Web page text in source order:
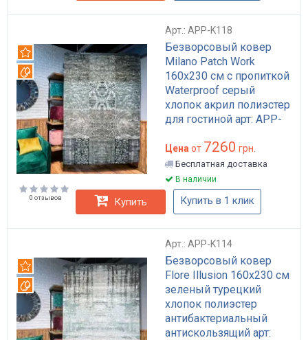
Арт.: APP-K118
Безворсовый ковер
Milano Patch Work
160x230 см с пропиткой
Waterproof серый
хлопок акрил полиэстер
для гостиной арт: APP-
Рекомендуем
Вотерпруф
Цена от 7260 грн.
Бесплатная доставка
В наличии
0 отзывов Купить Купить в 1 клик
Арт.: APP-K114
Безворсовый ковер
Flore Illusion 160x230 см
зеленый турецкий
хлопок полиэстер
антибактериальный
антискользящий арт:
Рекомендуем
Вотерпруф